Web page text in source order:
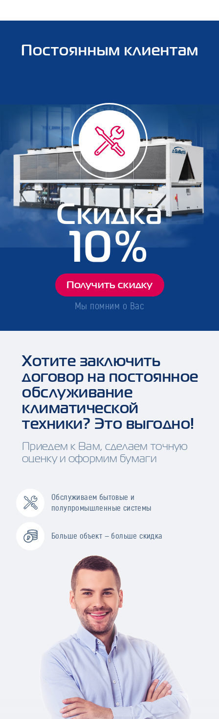
Постоянным клиентам
Мы помним о Вас
Скидка
10%
Получить скидку
Хотите заключить
договор на постоянное
обслуживание
климатической
техники? Это выгодно!
Приедем к Вам, сделаем точную
оценку и оформим бумаги
Обслуживаем бытовые и
полупромышленные системы
Больше объект — больше скидка